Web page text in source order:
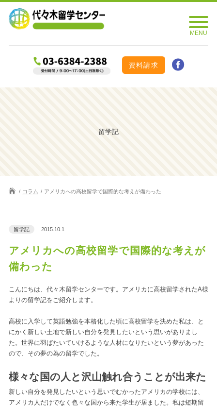
資料請求
留学記
コラム アメリカへの高校留学で国際的な考えが備わった
留学記 2015.10.1
アメリカへの高校留学で国際的な考えが
備わった
こんにちは、代々木留学センターです。アメリカに高校留学されたA様
よりの留学記をご紹介します。
高校に入学して英語勉強を本格化した頃に高校留学を決めた私は、と
にかく新しい土地で新しい自分を発見したいという思いがありまし
た。世界に羽ばたいていけるような人材になりたいという夢があった
ので、その夢の為の留学でした。
様々な国の人と沢山触れ合うことが出来た
新しい自分を発見したいという思いでむかったアメリカの学校には、
アメリカ人だけでなく色々な国から来た学生が居ました。私は短期留